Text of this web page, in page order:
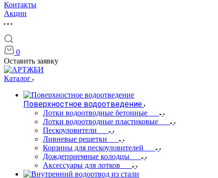
Контакты
Акции
0
Оставить заявку
Каталог
Поверхностное водоотведение
Лотки водоотводные бетонные
Лотки водоотводные пластиковые
Пескоуловители
Ливневые решетки
Корзины для пескоуловителей
Дождеприемные колодцы
Аксессуары для лотков